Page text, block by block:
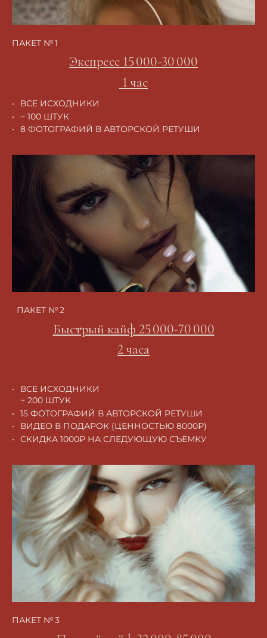
ПАКЕТ № 1
Экспресс 15 000-30 000
1 час
ВСЕ ИСХОДНИКИ
~ 100 ШТУК
8 ФОТОГРАФИЙ В АВТОРСКОЙ РЕТУШИ
ПАКЕТ № 2
Быстрый кайф 25 000-70 000
2 часа
ВСЕ ИСХОДНИКИ
~ 200 ШТУК
15 ФОТОГРАФИЙ В АВТОРСКОЙ РЕТУШИ
ВИДЕО В ПОДАРОК (ЦЕННОСТЬЮ 8000₽)
СКИДКА 1000₽ НА СЛЕДУЮЩУЮ СЪЕМКУ
ПАКЕТ № 3